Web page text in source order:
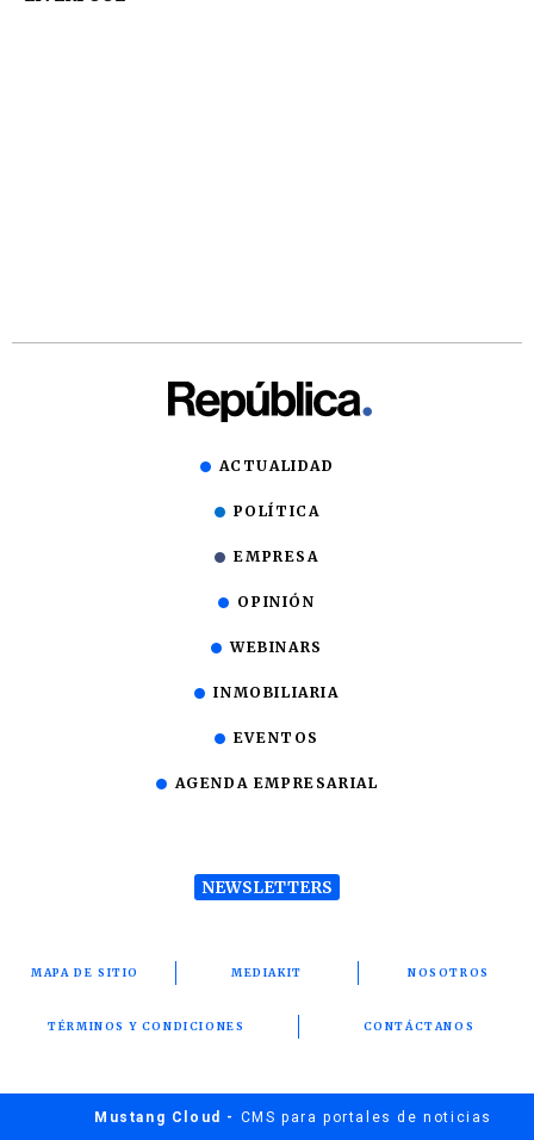
ACTUALIDAD
POLÍTICA
EMPRESA
OPINIÓN
WEBINARS
INMOBILIARIA
EVENTOS
AGENDA EMPRESARIAL
NEWSLETTERS
MAPA DE SITIO MEDIAKIT NOSOTROS
TÉRMINOS Y CONDICIONES CONTÁCTANOS
Mustang Cloud - CMS para portales de noticias